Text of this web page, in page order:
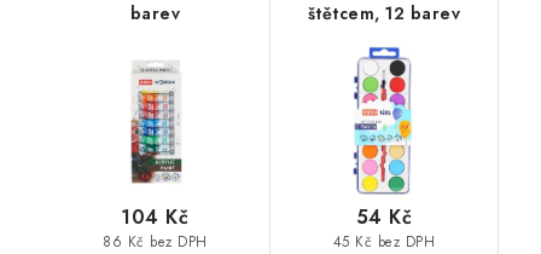
barev
86 Kč bez DPH
104 Kč
štětcem, 12 barev
45 Kč bez DPH
54 Kč